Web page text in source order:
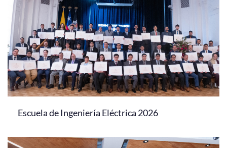
Escuela de Ingeniería Eléctrica 2026